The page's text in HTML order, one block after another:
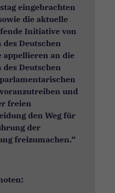
eingebrachten
die aktuelle
Initiative von
Deutschen
appellieren an die
Deutschen
und
freien
den Weg für
der
freizumachen.“